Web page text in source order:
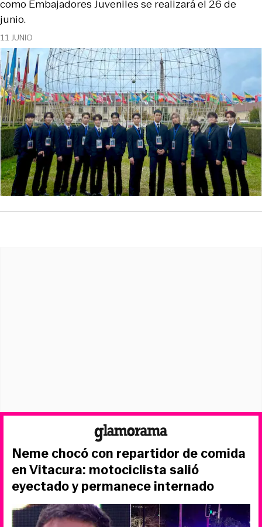
11 JUNIO
como Embajadores Juveniles se realizará el 26 de
junio.
Neme chocó con repartidor de comida
en Vitacura: motociclista salió
eyectado y permanece internado